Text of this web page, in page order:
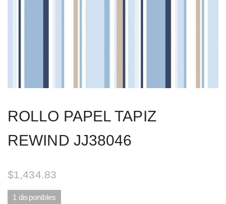
ROLLO PAPEL TAPIZ
REWIND JJ38046
$1,434.83
1 disponibles